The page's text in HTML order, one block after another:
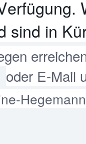
sind in
oder E-Mail